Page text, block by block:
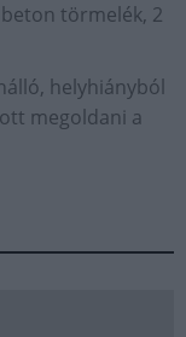
törmelék, 2
helyhiányból
megoldani a